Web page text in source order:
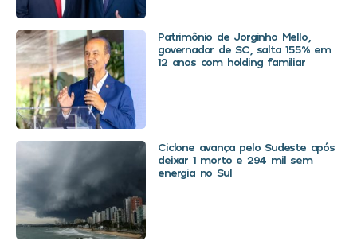
Patrimônio de Jorginho Mello,
governador de SC, salta 155% em
12 anos com holding familiar
Ciclone avança pelo Sudeste após
deixar 1 morto e 294 mil sem
energia no Sul